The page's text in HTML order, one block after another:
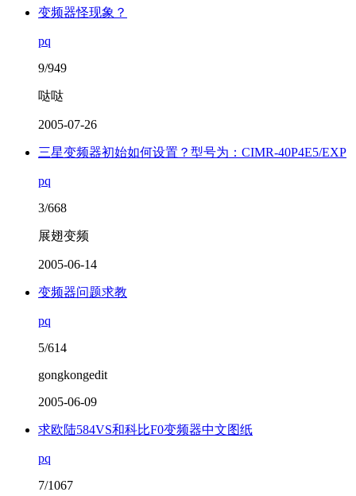
变频器怪现象？
pq
9/949
哒哒
2005-07-26
三星变频器初始如何设置？型号为：CIMR-40P4E5/EXP
pq
3/668
展翅变频
2005-06-14
变频器问题求教
pq
5/614
gongkongedit
2005-06-09
求欧陆584VS和科比F0变频器中文图纸
pq
7/1067